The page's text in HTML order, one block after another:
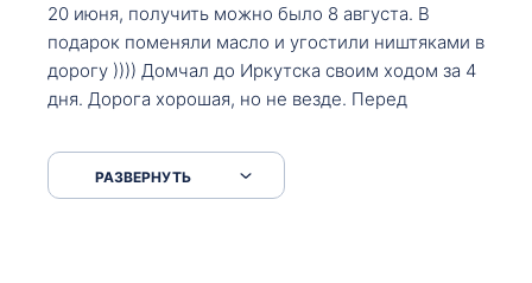
20 июня, получить можно было 8 августа. В
подарок поменяли масло и угостили ништяками в
дорогу )))) Домчал до Иркутска своим ходом за 4
дня. Дорога хорошая, но не везде. Перед
серпантинах по пути следования.
РАЗВЕРНУТЬ